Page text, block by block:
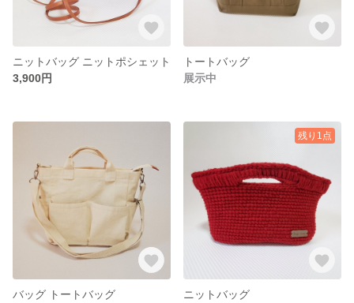
ニットバッグ ニットポシェット
3,900円
トートバッグ
展示中
バッグ トートバッグ
残り1点
ニットバッグ